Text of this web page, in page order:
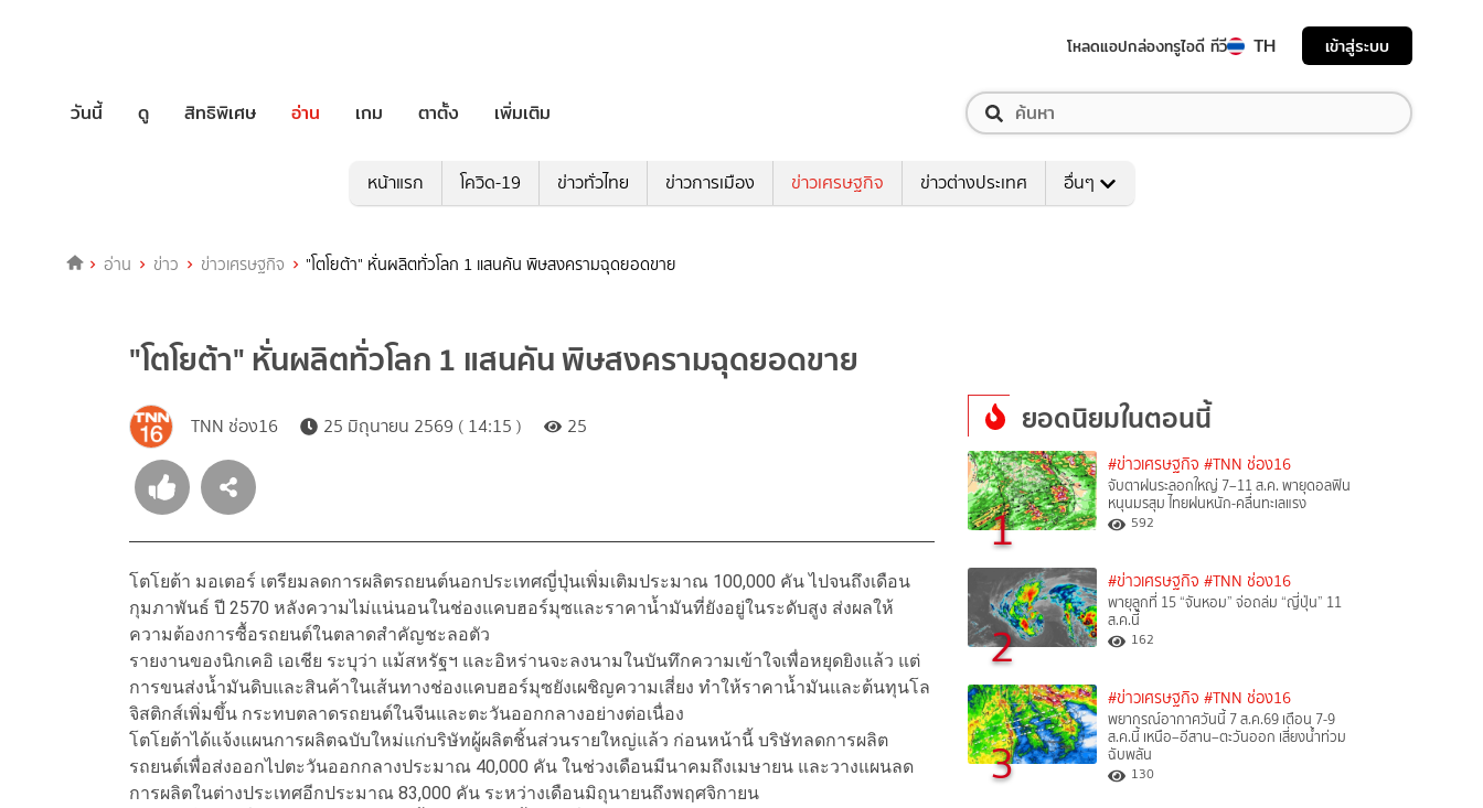
โหลดแอปกล่องทรูไอดี ทีวี TH เข้าสู่ระบบ
วันนี้ ดู สิทธิพิเศษ อ่าน เกม ตาตั้ง เพิ่มเติม
หน้าแรก โควิด-19 ข่าวทั่วไทย ข่าวการเมือง ข่าวเศรษฐกิจ ข่าวต่างประเทศ อื่นๆ
อ่าน ข่าว ข่าวเศรษฐกิจ "โตโยต้า" หั่นผลิตทั่วโลก 1 แสนคัน พิษสงครามฉุดยอดขาย
"โตโยต้า" หั่นผลิตทั่วโลก 1 แสนคัน พิษสงครามฉุดยอดขาย
TNN ช่อง16 25 มิถุนายน 2569 ( 14:15 ) 25
โตโยต้า มอเตอร์ เตรียมลดการผลิตรถยนต์นอกประเทศญี่ปุ่นเพิ่มเติมประมาณ 100,000 คัน ไปจนถึงเดือน
กุมภาพันธ์ ปี 2570 หลังความไม่แน่นอนในช่องแคบฮอร์มุซและราคาน้ำมันที่ยังอยู่ในระดับสูง ส่งผลให้
ความต้องการซื้อรถยนต์ในตลาดสำคัญชะลอตัว
รายงานของนิกเคอิ เอเชีย ระบุว่า แม้สหรัฐฯ และอิหร่านจะลงนามในบันทึกความเข้าใจเพื่อหยุดยิงแล้ว แต่
การขนส่งน้ำมันดิบและสินค้าในเส้นทางช่องแคบฮอร์มุซยังเผชิญความเสี่ยง ทำให้ราคาน้ำมันและต้นทุนโล
จิสติกส์เพิ่มขึ้น กระทบตลาดรถยนต์ในจีนและตะวันออกกลางอย่างต่อเนื่อง
โตโยต้าได้แจ้งแผนการผลิตฉบับใหม่แก่บริษัทผู้ผลิตชิ้นส่วนรายใหญ่แล้ว ก่อนหน้านี้ บริษัทลดการผลิต
รถยนต์เพื่อส่งออกไปตะวันออกกลางประมาณ 40,000 คัน ในช่วงเดือนมีนาคมถึงเมษายน และวางแผนลด
การผลิตในต่างประเทศอีกประมาณ 83,000 คัน ระหว่างเดือนมิถุนายนถึงพฤศจิกายน
ยอดนิยมในตอนนี้
1
#ข่าวเศรษฐกิจ #TNN ช่อง16
จับตาฝนระลอกใหญ่ 7–11 ส.ค. พายุดอลฟิน
หนุนมรสุม ไทยฝนหนัก-คลื่นทะเลแรง
592
2
#ข่าวเศรษฐกิจ #TNN ช่อง16
พายุลูกที่ 15 “จันหอม” จ่อถล่ม “ญี่ปุ่น” 11
ส.ค.นี้
162
3
#ข่าวเศรษฐกิจ #TNN ช่อง16
พยากรณ์อากาศวันนี้ 7 ส.ค.69 เตือน 7-9
ส.ค.นี้ เหนือ–อีสาน–ตะวันออก เสี่ยงน้ำท่วม
ฉับพลัน
130